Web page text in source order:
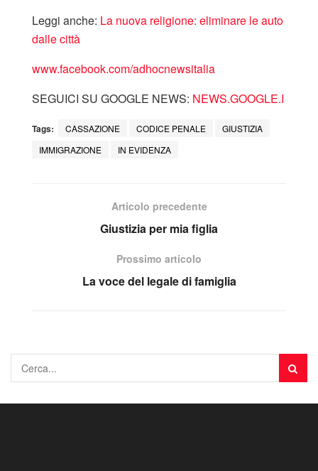
Leggi anche: La nuova religione: eliminare le auto
dalle città
www.facebook.com/adhocnewsitalia
SEGUICI SU GOOGLE NEWS: NEWS.GOOGLE.I
Tags: CASSAZIONE CODICE PENALE
GIUSTIZIA
IMMIGRAZIONE
IN EVIDENZA
Articolo precedente
Giustizia per mia figlia
Prossimo articolo
La voce del legale di famiglia